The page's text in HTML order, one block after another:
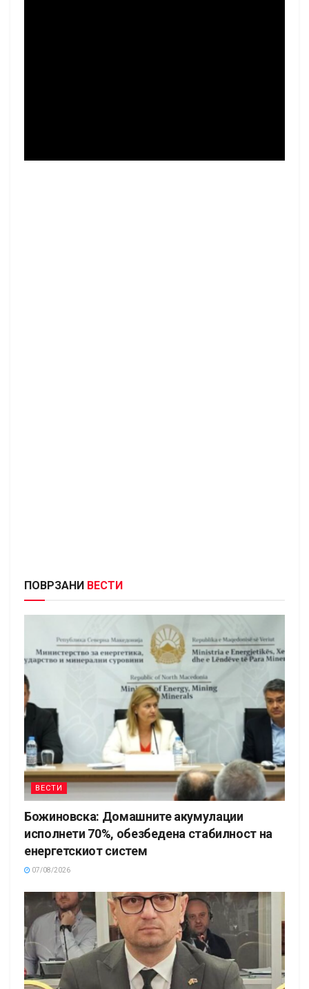
ПОВРЗАНИ ВЕСТИ
ВЕСТИ
Божиновска: Домашните акумулации
исполнети 70%, обезбедена стабилност на
енергетскиот систем
07/08/2026